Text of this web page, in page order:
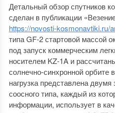
Детальный обзор спутников
сделан в публикации
https://novosti-kosmonavtiki.ru/
типа GF-2 стартовой массой
под запуск коммерческим
носителем KZ-1A и
солнечно-синхронной орбите
нагрузка представлена
соосного типа, каждый из
информации, использует в